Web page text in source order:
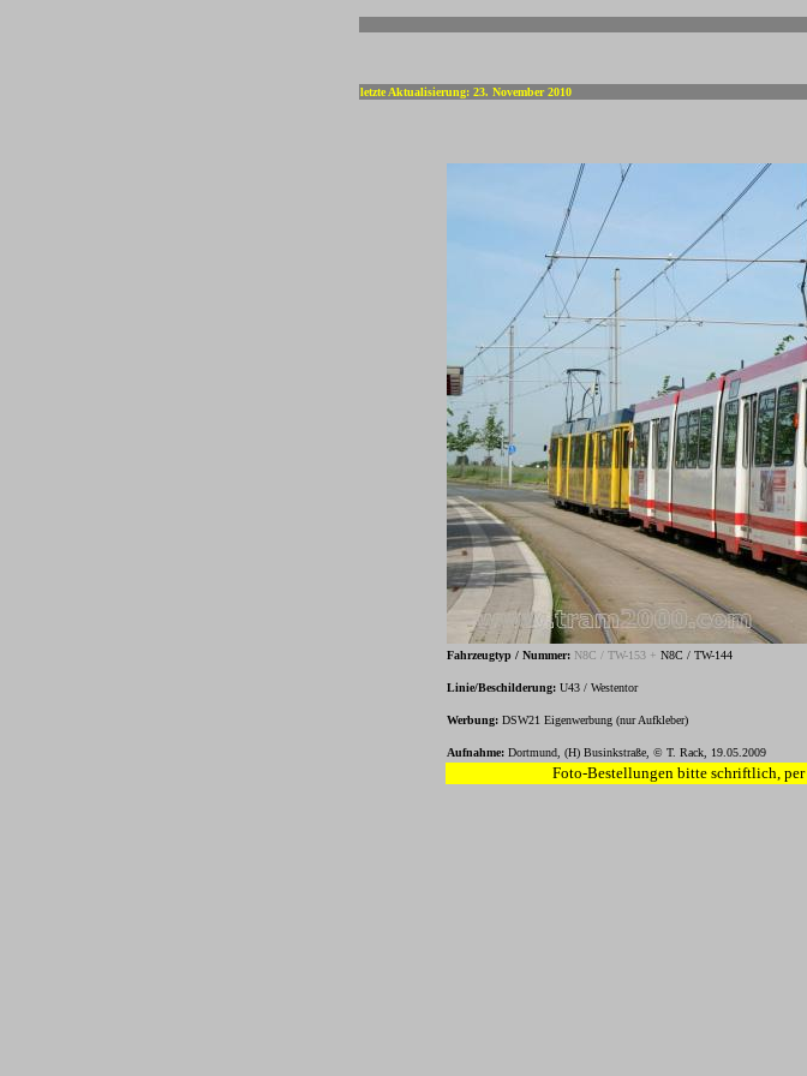
letzte Aktualisierung: 23. November 2010
Fahrzeugtyp / Nummer: N8C / TW-153 + N8C / TW-144
Linie/Beschilderung: U43 / Westentor
Werbung: DSW21 Eigenwerbung (nur Aufkleber)
Aufnahme: Dortmund, (H) Businkstraße, © T. Rack, 19.05.2009
Foto-Bestellungen bitte schriftlich, per